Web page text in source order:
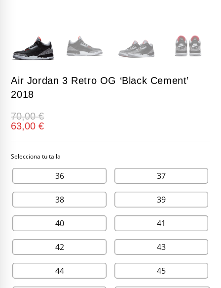
Air Jordan 3 Retro OG ‘Black Cement’
2018
70,00€
63,00€
36 37
38 39
40 41
42 43
44 45